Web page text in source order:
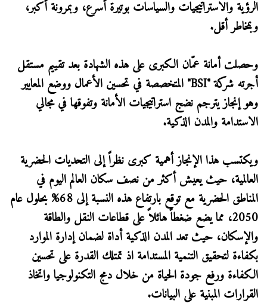
الرؤية والاستراتيجيات والسياسات بوتيرة أسرع، وبمرونة أكبر،
وبمخاطر أقل.
وحصلت أمانة عمّان الكبرى على هذه الشهادة بعد تقييم مستقل
أجرته شركة "BSI" المتخصصة في تحسين الأعمال ووضع المعايير
وهو إنجاز يترجم نضج استراتيجيات الأمانة وتفوقها في مجالي
الاستدامة والمدن الذكية.
ويكتسب هذا الإنجاز أهمية كبرى نظراً إلى التحديات الحضرية
العالمية، حيث يعيش أكثر من نصف سكان العالم اليوم في
المناطق الحضرية مع توقع بارتفاع هذه النسبة إلى 68% بحلول عام
2050، مما يضع ضغطاً هائلاً على قطاعات النقل والطاقة
والإسكان، حيث تعد المدن الذكية أداة لضمان إدارة الموارد
بكفاءة لتحقيق التنمية المستدامة اذ تمتلك القدرة على تحسين
الكفاءة ورفع جودة الحياة من خلال دمج التكنولوجيا واتخاذ
القرارات المبنية على البيانات.